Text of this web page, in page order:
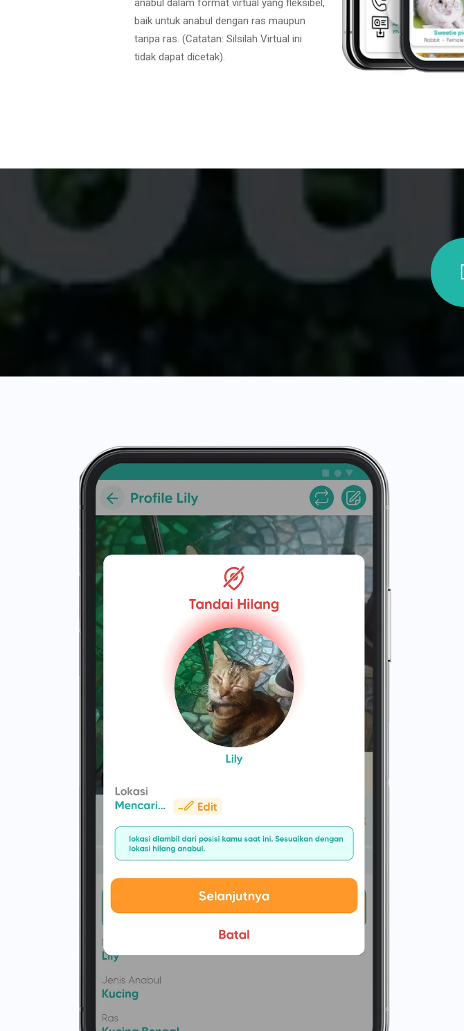
anabul dalam format virtual yang fleksibel,
baik untuk anabul dengan ras maupun
tanpa ras. (Catatan: Silsilah Virtual ini
tidak dapat dicetak).